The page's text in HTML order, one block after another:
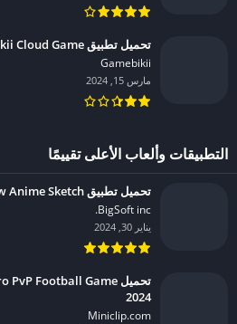
تحميل تطبيق Bikii Cloud Game مهكر للاندرويد 2024
Gamebikii‏
مارس 15, 2024
التطبيقات وألعاب الأعلى تقييمًا
تحميل تطبيق Draw Anime Sketch مهكر للاندرويد 2024
BigSoft inc.‏
يناير 30, 2024
2024
Miniclip.com‏